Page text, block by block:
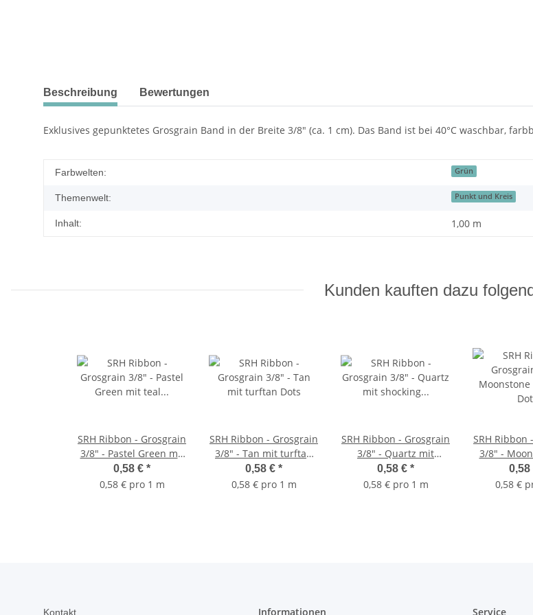
Beschreibung Bewertungen
Exklusives gepunktetes Grosgrain Band in der Breite 3/8" (ca. 1 cm). Das Band ist bei 40°C waschbar,
Farbwelten: Grün
Themenwelt: Punkt und Kreis
Inhalt: 1,00 m
Kunden kauften dazu
SRH Ribbon - Grosgrain
3/8" - Pastel Green mit
teal Dots
0,58 € *
0,58 € pro 1 m
SRH Ribbon - Grosgrain
3/8" - Tan mit turftan
Dots
0,58 € *
0,58 € pro 1 m
SRH Ribbon - Grosgrain
3/8" - Quartz mit
shocking pink Dots
0,58 € *
0,58 € pro 1 m
SRH Ribbon
3/8" -
white
0,58
0,58 €
Kontakt Informationen Service